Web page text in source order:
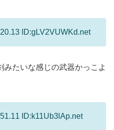
ID:gLV2VUWKd.net
みたいな感じの武器かっこよ
ID:k11Ub3lAp.net